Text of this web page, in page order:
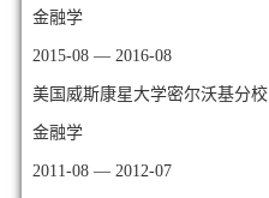
金融学
2015-08 — 2016-08
美国威斯康星大学密尔沃基分校
金融学
2011-08 — 2012-07